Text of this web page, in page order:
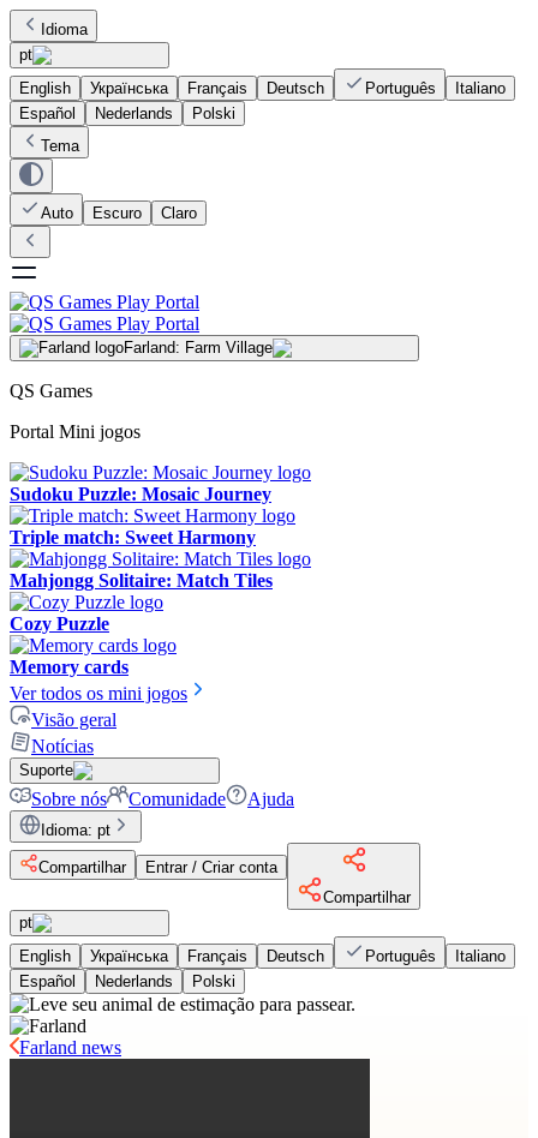
Idioma
pt
English
Українська Français Deutsch Português
Italiano
Español
Nederlands
Polski
Tema
Auto Escuro Claro
Farland: Farm Village
QS Games
Portal Mini jogos
Sudoku Puzzle: Mosaic Journey
Triple match: Sweet Harmony
Mahjongg Solitaire: Match Tiles
Cozy Puzzle
Memory cards
Ver todos os mini jogos
Visão geral
Notícias
Suporte
Sobre nós Comunidade Ajuda
Idioma: pt
Compartilhar
Entrar / Criar conta
Compartilhar
pt
English
Українська Français Deutsch Português
Italiano
Español
Nederlands Polski
Farland news